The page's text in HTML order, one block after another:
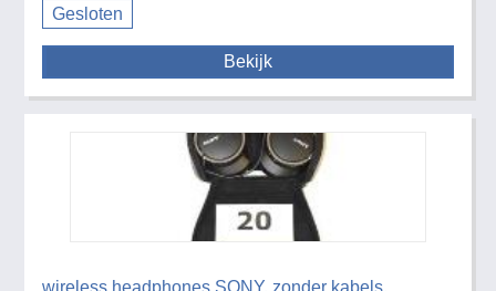
Gesloten
Bekijk
wireless headphones SONY, zonder kabels,